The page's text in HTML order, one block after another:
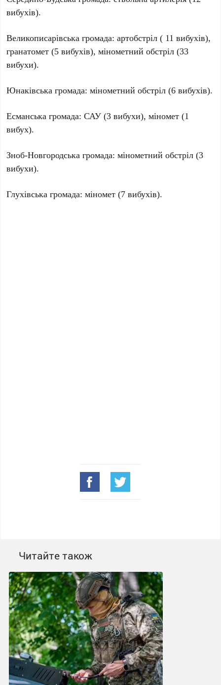
вибухів).
Великописарівська громада: артобстріл ( 11 вибухів),
гранатомет (5 вибухів), мінометний обстріл (33
вибухи).
Юнаківська громада: мінометний обстріл (6 вибухів).
Есманська громада: САУ (3 вибухи), міномет (1
вибух).
Зноб-Новгородська громада: мінометний обстріл (3
вибухи).
Глухівська громада: міномет (7 вибухів).
Читайте також